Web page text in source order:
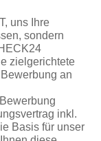
uns Ihre
sondern
zielgerichtete
an
inkl.
Basis für unser